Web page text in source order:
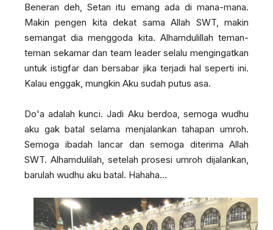
Beneran deh, Setan itu emang ada di mana-mana.
Makin pengen kita dekat sama Allah SWT, makin
semangat dia menggoda kita. Alhamdulillah teman-
teman sekamar dan team leader selalu mengingatkan
untuk istigfar dan bersabar jika terjadi hal seperti ini.
Kalau enggak, mungkin Aku sudah putus asa.
Do'a adalah kunci. Jadi Aku berdoa, semoga wudhu
aku gak batal selama menjalankan tahapan umroh.
Semoga ibadah lancar dan semoga diterima Allah
SWT. Alhamdulilah, setelah prosesi umroh dijalankan,
barulah wudhu aku batal. Hahaha...